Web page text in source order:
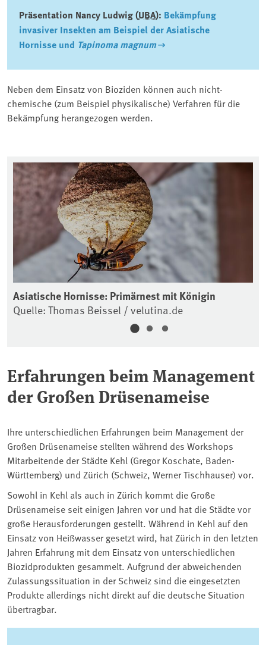
Präsentation Nancy Ludwig (UBA): Bekämpfung
invasiver Insekten am Beispiel der Asiatische
Hornisse und Tapinoma magnum
Neben dem Einsatz von Bioziden können auch nicht-
chemische (zum Beispiel physikalische) Verfahren für die
Bekämpfung herangezogen werden.
Asiatische Hornisse: Primärnest mit Königin
Quelle: Thomas Beissel / velutina.de
Erfahrungen beim Management
der Großen Drüsenameise
Ihre unterschiedlichen Erfahrungen beim Management der
Großen Drüsenameise stellten während des Workshops
Mitarbeitende der Städte Kehl (Gregor Koschate, Baden-
Württemberg) und Zürich (Schweiz, Werner Tischhauser) vor.
Sowohl in Kehl als auch in Zürich kommt die Große
Drüsenameise seit einigen Jahren vor und hat die Städte vor
große Herausforderungen gestellt. Während in Kehl auf den
Einsatz von Heißwasser gesetzt wird, hat Zürich in den letzten
Jahren Erfahrung mit dem Einsatz von unterschiedlichen
Biozidprodukten gesammelt. Aufgrund der abweichenden
Zulassungssituation in der Schweiz sind die eingesetzten
Produkte allerdings nicht direkt auf die deutsche Situation
übertragbar.